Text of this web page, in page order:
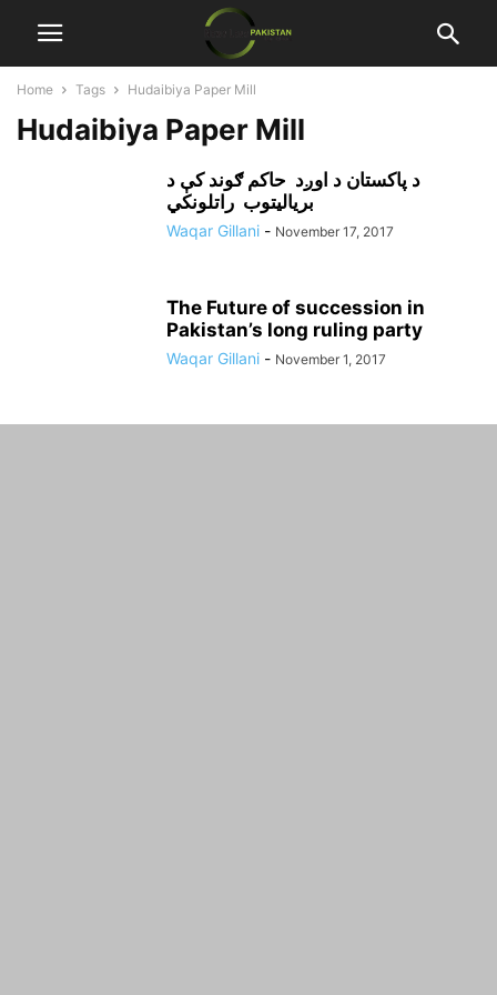
Home Tags Hudaibiya Paper Mill
Hudaibiya Paper Mill
د پاکستان د اوږد حاکم ګوند کې د
برياليتوب راتلونکي
Waqar Gillani - November 17, 2017
The Future of succession in
Pakistan’s long ruling party
Waqar Gillani - November 1, 2017